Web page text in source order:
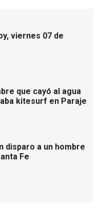
viernes 07 de
que cayó al agua
kitesurf en Paraje
disparo a un hombre
Fe